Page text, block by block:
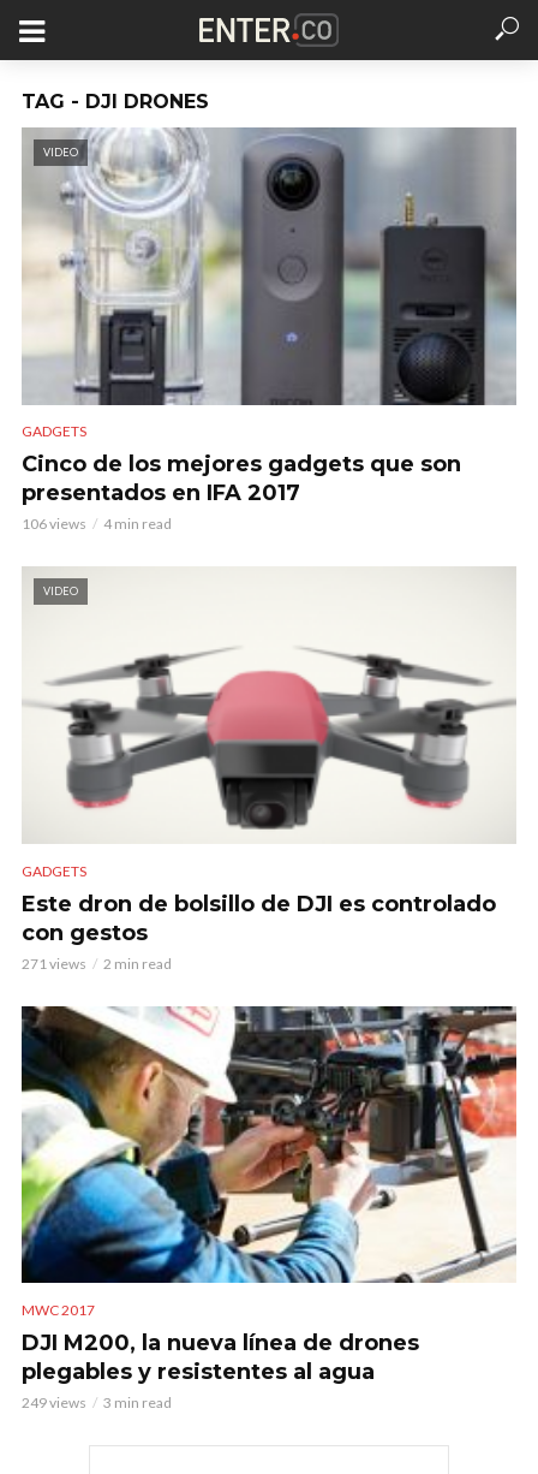
TAG - DJI DRONES
VIDEO
GADGETS
Cinco de los mejores gadgets que son
presentados en IFA 2017
106 views 4 min read
VIDEO
GADGETS
Este dron de bolsillo de DJI es controlado
con gestos
271 views 2 min read
MWC 2017
DJI M200, la nueva línea de drones
plegables y resistentes al agua
249 views 3 min read